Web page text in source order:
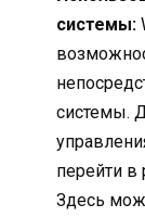
системы:
системы.
перейти в
Здесь